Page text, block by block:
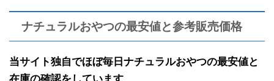
ナチュラルおやつの最安値と参考販売価格
当サイト独自でほぼ毎日ナチュラルおやつの最安値と